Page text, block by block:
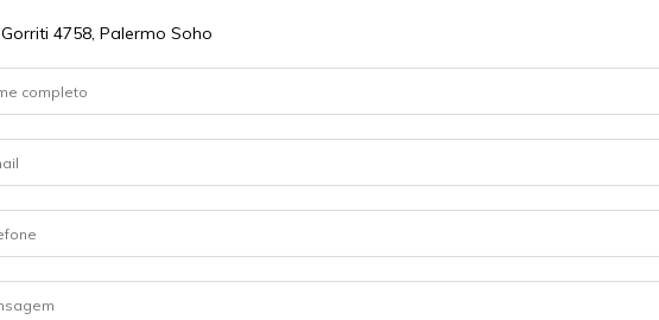
Gorriti 4758, Palermo Soho